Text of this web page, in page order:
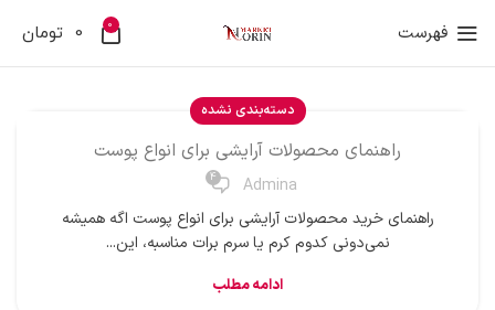
فهرست 0
0 تومان
دسته‌بندی نشده
راهنمای محصولات آرایشی برای انواع پوست
Admina
4
راهنمای خرید محصولات آرایشی برای انواع پوست اگه همیشه
نمی‌دونی کدوم کرم یا سرم برات مناسبه، این...
ادامه مطلب